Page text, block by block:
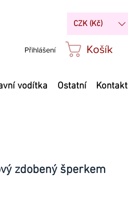
Přihlášení
CZK (Kč)
Košík
vodítka Ostatní Kontakt
zdobený šperkem